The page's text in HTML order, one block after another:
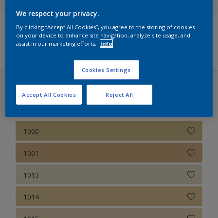
Sikkens Colour Futures 2025
Sikkens Modern Klassieke Kleuren
Sikkens ACC naar RAL
Sikkens Kleurselectie Kleuren
Sikkens Kleurselectie Grijzen
Sikkens Kleurselectie Witten
Sikkens Colour Futures 2024
Sikkens Colour Futures 2023
Sikkens Colour Futures 2022
Filters
Sikkens ACC naar RAL (32 kleuren)
1000
1001
1013
1014
We respect your privacy.
By clicking “Accept All Cookies”, you agree to the storing of cookies
on your device to enhance site navigation, analyze site usage, and
assist in our marketing efforts.
Info
Cookies Settings
Reject All
Accept All Cookies